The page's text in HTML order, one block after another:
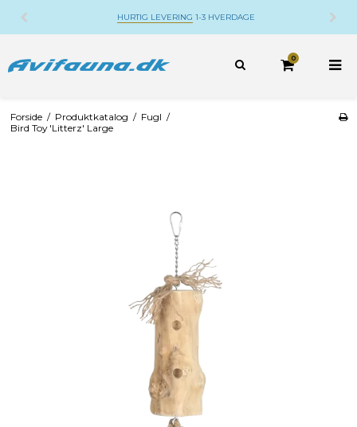
HURTIG LEVERING 1-3 HVERDAGE
0
Forside / Produktkatalog / Fugl /
Bird Toy 'Litterz' Large